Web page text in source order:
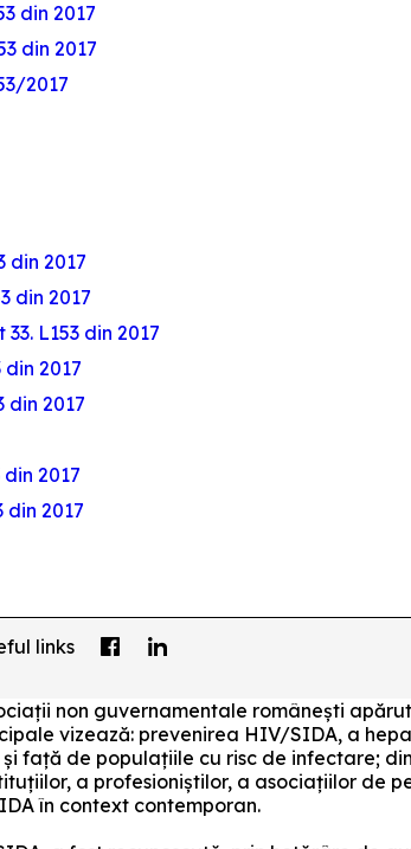
din 2017
din 2017
2017
din 2017
din 2017
L153 din 2017
2017
din 2017
2017
din 2017
links
non guvernamentale românești
vizează: prevenirea HIV/SIDA, a
față de populațiile cu risc de infectare;
a profesioniștilor, a asociațiilor de
în context contemporan.